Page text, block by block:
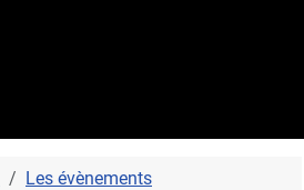
Les évènements